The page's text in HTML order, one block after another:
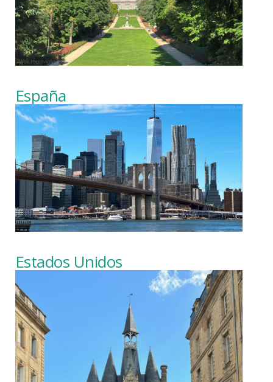
España
Estados Unidos